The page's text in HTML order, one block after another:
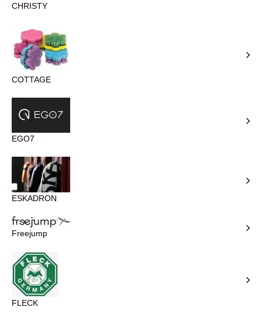
CHRISTY
COTTAGE
EGO7
ESKADRON
Freejump
FLECK